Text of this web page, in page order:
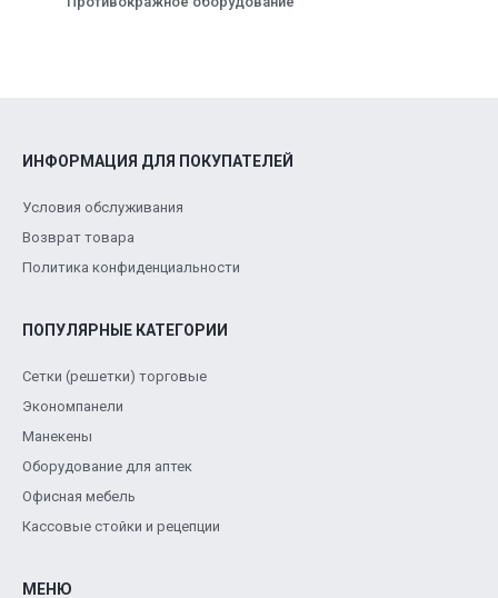
ИНФОРМАЦИЯ ДЛЯ ПОКУПАТЕЛЕЙ
Условия обслуживания
Возврат товара
Политика конфиденциальности
ПОПУЛЯРНЫЕ КАТЕГОРИИ
Сетки (решетки) торговые
Экономпанели
Манекены
Оборудование для аптек
Офисная мебель
Кассовые стойки и рецепции
МЕНЮ